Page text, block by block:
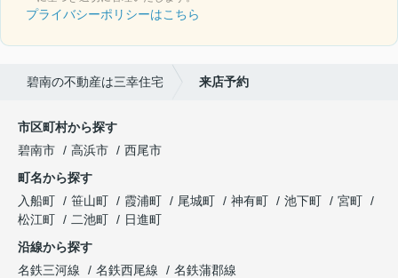
プライバシーポリシーはこちら
碧南の不動産は三幸住宅 来店予約
市区町村から探す
碧南市
高浜市
西尾市
町名から探す
入船町
笹山町 霞浦町 尾城町 神有町 池下町
宮町
松江町
二池町
日進町
沿線から探す
名鉄三河線
名鉄西尾線
名鉄蒲郡線